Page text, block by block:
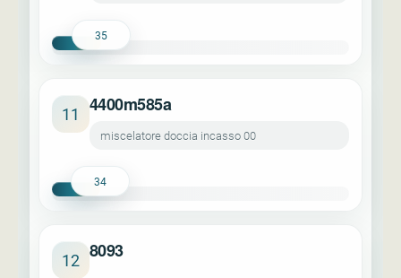
35
11 4400m585a
miscelatore doccia incasso 00
34
12 8093